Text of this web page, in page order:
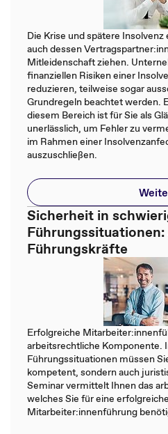
Die Krise und spätere
auch dessen
Mitleidenschaft ziehen.
finanziellen Risiken einer
reduzieren, teilweise sogar
Grundregeln beachtet werden.
diesem Bereich ist für Sie als
unerlässlich, um Fehler zu
im Rahmen einer
auszuschließen.
Sicherheit in
Führungskräfte
Erfolgreiche
arbeitsrechtliche Komponente.
Führungssituationen müssen
kompetent, sondern auch
Seminar vermittelt Ihnen das
welches Sie für eine
Mitarbeiter:innenführung